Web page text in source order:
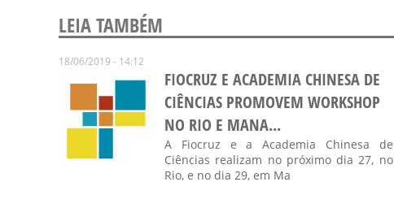
LEIA TAMBÉM
18/06/2019 - 14:12
FIOCRUZ E ACADEMIA CHINESA DE
CIÊNCIAS PROMOVEM WORKSHOP
NO RIO E MANA...
A Fiocruz e a Academia Chinesa de
Ciências realizam no próximo dia 27, no
Rio, e no dia 29, em Ma